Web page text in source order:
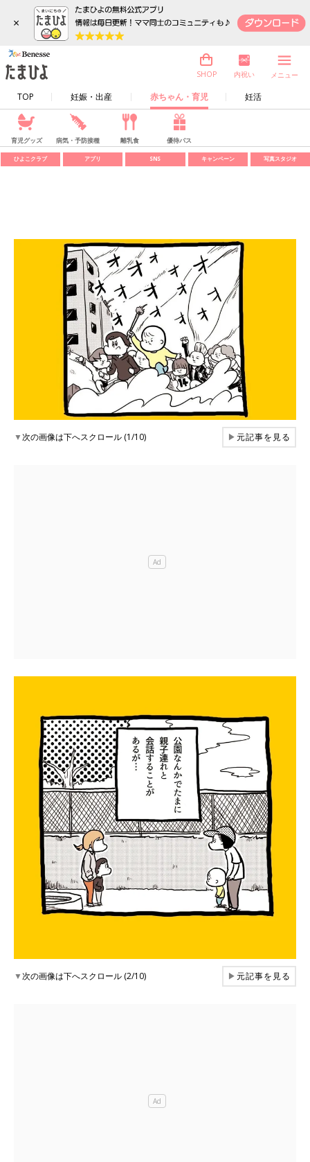
×
TOP 妊娠・出産 赤ちゃん・育児 妊活
SHOP 内祝い メニュー
育児グッズ 病気・予防接種 離乳食 優待パス
ひよこクラブ アプリ SNS キャンペーン 写真スタジオ
▼次の画像は下へスクロール (1/10) ▶元記事を見る
▼次の画像は下へスクロール (2/10) ▶元記事を見る